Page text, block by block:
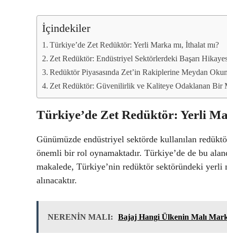
İçindekiler
Türkiye’de Zet Redüktör: Yerli Marka mı, İthalat mı?
Zet Redüktör: Endüstriyel Sektörlerdeki Başarı
Redüktör Piyasasında Zet’in Rakiplerine Meydan
Zet Redüktör: Güvenilirlik ve Kaliteye Odaklanan Bir
Türkiye’de Zet Redüktör: Yerli
Günümüzde endüstriyel sektörde kullanılan
önemli bir rol oynamaktadır. Türkiye’de de bu
makalede, Türkiye’nin redüktör sektöründeki
alınacaktır.
NERENİN MALI: Bajaj Hangi Ülkenin Malı